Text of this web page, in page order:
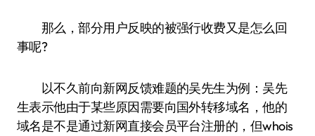
那么，部分用户反映的被强行收费又是怎么回
事呢?
以不久前向新网反馈难题的吴先生为例：吴先
生表示他由于某些原因需要向国外转移域名，他的
域名是不是通过新网直接会员平台注册的，但whois